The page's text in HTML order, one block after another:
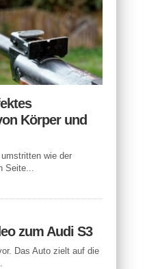
Körper und
wie der
Seite...
zum Audi S3
Das Auto zielt auf die